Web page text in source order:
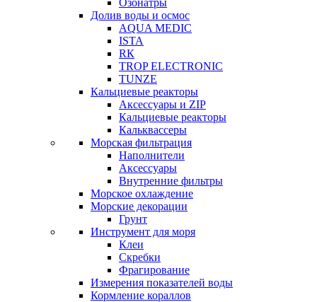
Озонатры
Долив воды и осмос
AQUA MEDIC
ISTA
RК
TROP ELECTRONIC
TUNZE
Кальциевые реакторы
Аксессуары и ZIP
Кальциевые реакторы
Кальквассеры
Морская фильтрация
Наполнители
Аксессуары
Внутренние фильтры
Морское охлаждение
Морские декорации
Грунт
Инструмент для моря
Клеи
Скребки
Фрагирование
Измерения показателей воды
Кормление кораллов